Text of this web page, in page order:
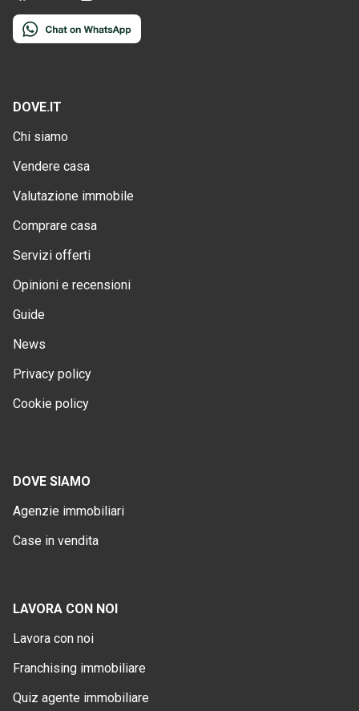
DOVE.IT
Chi siamo
Vendere casa
Valutazione immobile
Comprare casa
Servizi offerti
Opinioni e recensioni
Guide
News
Privacy policy
Cookie policy
DOVE SIAMO
Agenzie immobiliari
Case in vendita
LAVORA CON NOI
Lavora con noi
Franchising immobiliare
Quiz agente immobiliare